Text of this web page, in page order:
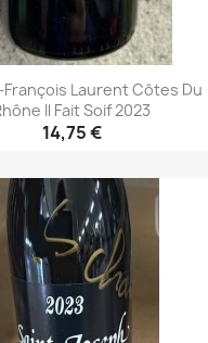
François Laurent Côtes Du
Il Fait Soif 2023
14,75 €